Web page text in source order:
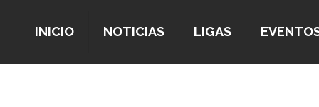
INICIO NOTICIAS LIGAS